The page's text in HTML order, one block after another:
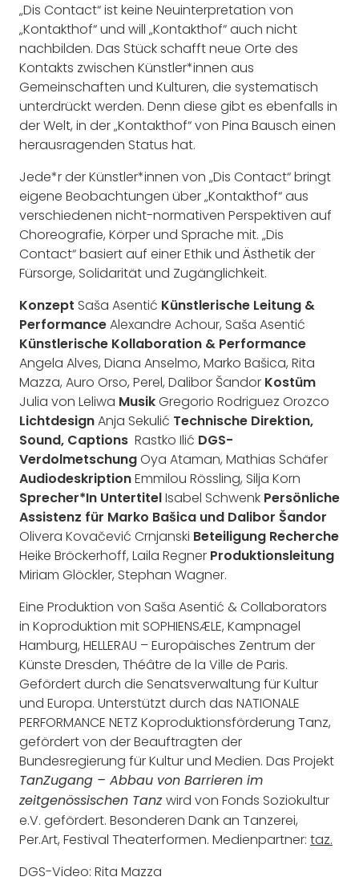
„Dis Contact“ ist keine Neuinterpretation von
„Kontakthof“ und will „Kontakthof“ auch nicht
nachbilden. Das Stück schafft neue Orte des
Kontakts zwischen Künstler*innen aus
Gemeinschaften und Kulturen, die systematisch
unterdrückt werden. Denn diese gibt es ebenfalls in
der Welt, in der „Kontakthof“ von Pina Bausch einen
herausragenden Status hat.
Jede*r der Künstler*innen von „Dis Contact“ bringt
eigene Beobachtungen über „Kontakthof“ aus
verschiedenen nicht-normativen Perspektiven auf
Choreografie, Körper und Sprache mit. „Dis
Contact“ basiert auf einer Ethik und Ästhetik der
Fürsorge, Solidarität und Zugänglichkeit.
Konzept Saša Asentić Künstlerische Leitung &
PerformanceAlexandre Achour, Saša Asentić
Künstlerische Kollaboration & Performance
Angela Alves, Diana Anselmo, Marko Bašica, Rita
Mazza, Auro Orso, Perel, Dalibor Šandor Kostüm
Julia von Leliwa MusikGregorio Rodriguez Orozco
LichtdesignAnja Sekulić Technische Direktion,
Sound, Captions Rastko Ilić DGS-
VerdolmetschungOya Ataman, Mathias Schäfer
AudiodeskriptionEmmilou Rössling, Silja Korn
Sprecher*In UntertitelIsabel Schwenk Persönliche
Assistenz für Marko Bašica und Dalibor Šandor
Olivera Kovačević Crnjanski Beteiligung Recherche
Heike Bröckerhoff, Laila Regner Produktionsleitung
Miriam Glöckler, Stephan Wagner.
Eine Produktion von Saša Asentić & Collaborators
in Koproduktion mit SOPHIENSÆLE, Kampnagel
Hamburg, HELLERAU – Europäisches Zentrum der
Künste Dresden, Théâtre de la Ville de Paris.
Gefördert durch die Senatsverwaltung für Kultur
und Europa. Unterstützt durch das NATIONALE
PERFORMANCE NETZ Koproduktionsförderung Tanz,
gefördert von der Beauftragten der
Bundesregierung für Kultur und Medien. Das Projekt
TanZugang – Abbau von Barrieren im
zeitgenössischen Tanz wird von Fonds Soziokultur
e.V. gefördert. Besonderen Dank an Tanzerei,
Per.Art, Festival Theaterformen. Medienpartner: taz.
DGS-Video: Rita Mazza